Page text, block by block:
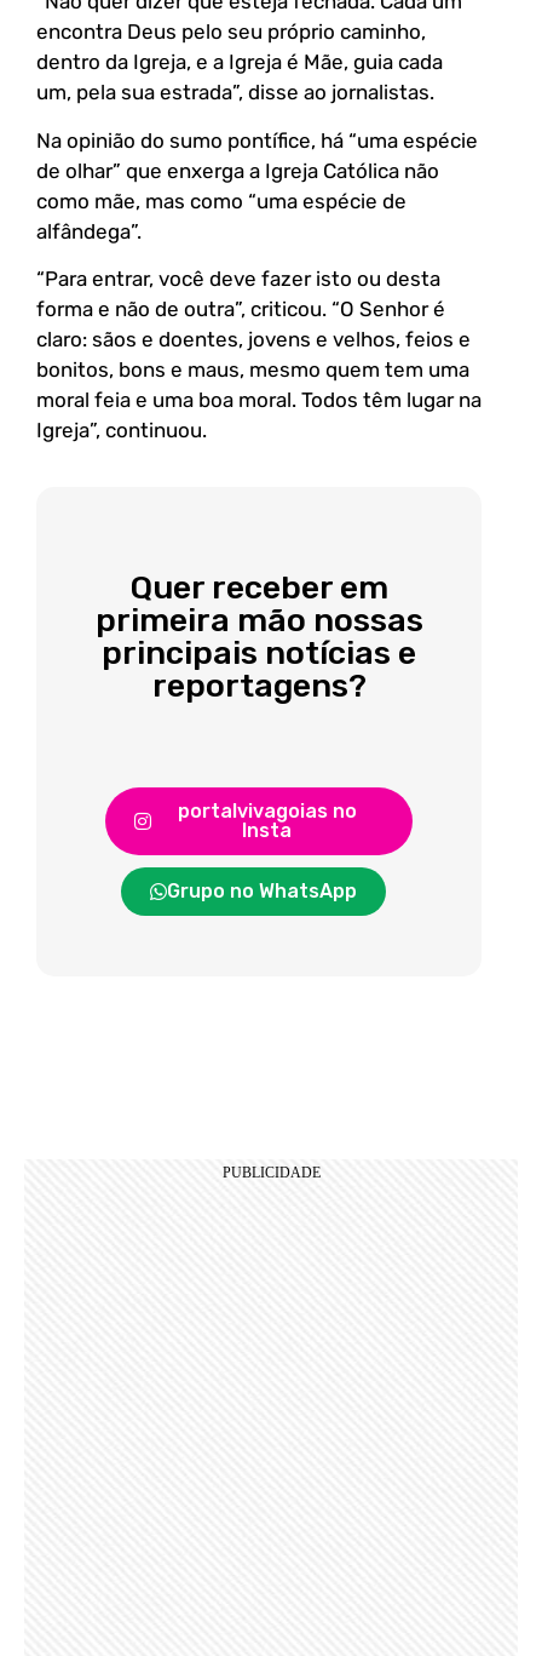
encontra Deus pelo seu próprio caminho,
dentro da Igreja, e a Igreja é Mãe, guia cada
um, pela sua estrada”, disse ao jornalistas.
Na opinião do sumo pontífice, há “uma espécie
de olhar” que enxerga a Igreja Católica não
como mãe, mas como “uma espécie de
alfândega”.
“Para entrar, você deve fazer isto ou desta
forma e não de outra”, criticou. “O Senhor é
claro: sãos e doentes, jovens e velhos, feios e
bonitos, bons e maus, mesmo quem tem uma
moral feia e uma boa moral. Todos têm lugar na
Igreja”, continuou.
Quer receber em
primeira mão nossas
principais notícias e
reportagens?
portalvivagoias no
Insta
Grupo no WhatsApp